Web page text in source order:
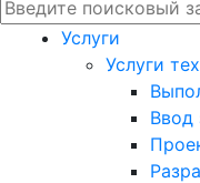
Услуги
Услуги
Ввод